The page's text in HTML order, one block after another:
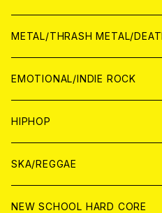
ANALOG
CD
ANALOG
CD
ANALOG
WORLD
CD
ANALOG
JAPAN
CD
ANALOG
WORLD
CD
ANALOG
METAL/THRASH METAL/
JAPAN
CD
ANALOG
WORLD
ANALOG
CD
EMOTIONAL/INDIE ROCK
JAPAN
CD
ANALOG
WORLD
CD
HIPHOP
JAPAN
CD
WORLD
SKA/REGGAE
JAPAN
NEW SCHOOL HARD CORE